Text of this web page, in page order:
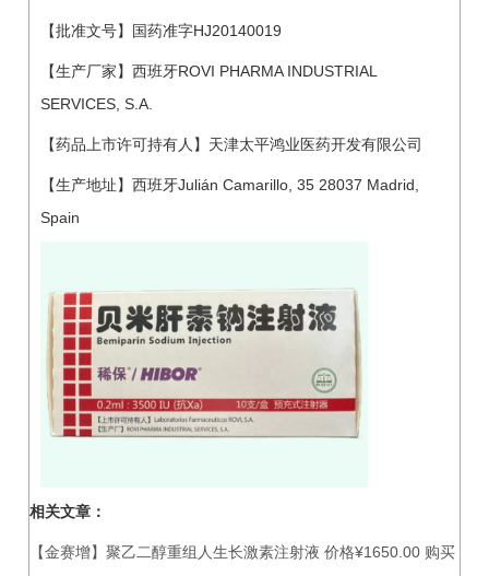
【批准文号】国药准字HJ20140019
【生产厂家】西班牙ROVI PHARMA INDUSTRIAL
SERVICES, S.A.
【药品上市许可持有人】天津太平鸿业医药开发有限公司
【生产地址】西班牙Julián Camarillo, 35 28037 Madrid,
Spain
相关文章：
【金赛增】聚乙二醇重组人生长激素注射液 价格¥1650.00 购买